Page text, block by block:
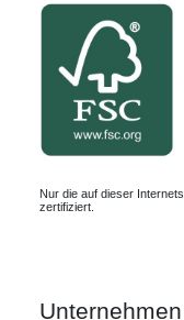
Nur die auf dieser
zertifiziert.
Unternehmen